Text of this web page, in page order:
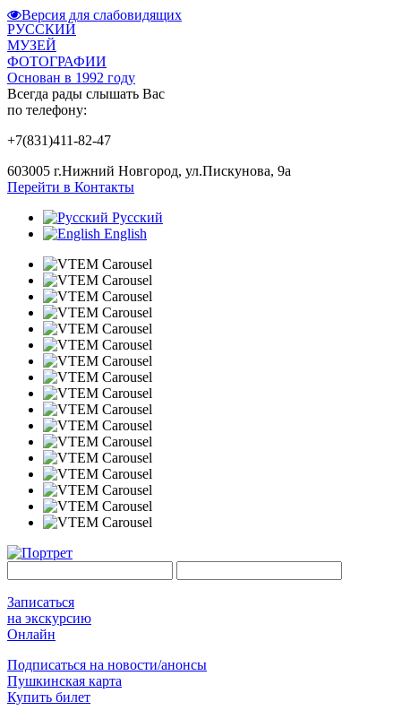
Версия для слабовидящих
РУССКИЙ
МУЗЕЙ
ФОТОГРАФИИ
Основан в 1992 году
Всегда рады слышать Вас
по телефону:
+7(831)411-82-47
603005 г.Нижний Новгород, ул.Пискунова, 9а
Перейти в Контакты
Русский
English
Записаться
на экскурсию
Онлайн
Подписаться на новости/анонсы
Пушкинская карта
Купить билет